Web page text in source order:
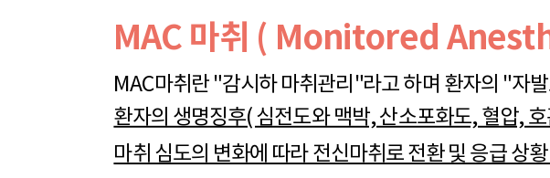
MAC 마취 ( Monitored
MAC마취란 "감시하 마취관리"라고 하며 환자의 "자
환자의 생명징후( 심전도와 맥박, 산소포화도, 혈압,
마취 심도의 변화에 따라 전신마취로 전환 및 응급 상